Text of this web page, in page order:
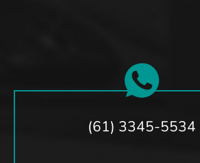
(61) 3345-5534